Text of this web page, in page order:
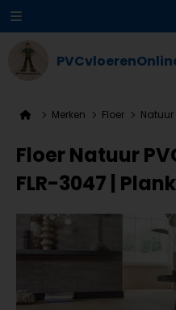
Merken Floer Natuur
Floer Natuur
FLR-3047 |